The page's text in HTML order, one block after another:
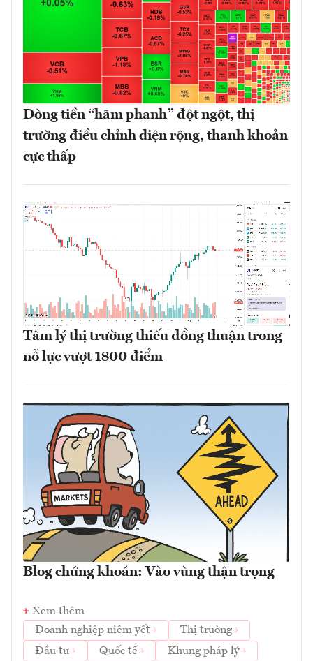
Dòng tiền “hãm phanh” đột ngột, thị
trường điều chỉnh diện rộng, thanh khoản
cực thấp
Tâm lý thị trường thiếu đồng thuận trong
nỗ lực vượt 1800 điểm
Blog chứng khoán: Vào vùng thận trọng
Xem thêm
Doanh nghiệp niêm yết
Thị trường
Đầu tư
Quốc tế Khung pháp lý